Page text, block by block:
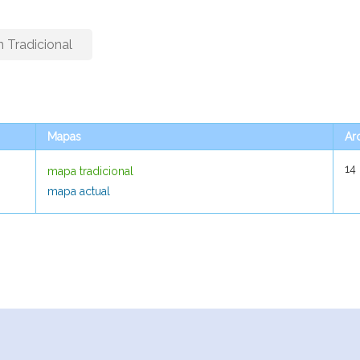
Tradicional
Mapas
mapa tradicional
mapa actual
14
Mapas
mapa tradicional
mapa actual
14